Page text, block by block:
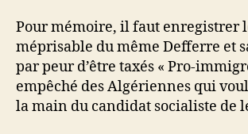
Pour mémoire, il faut enregistrer
méprisable du même Defferre et
par peur d’être taxés « Pro-
empêché des Algériennes qui
la main du candidat socialiste de